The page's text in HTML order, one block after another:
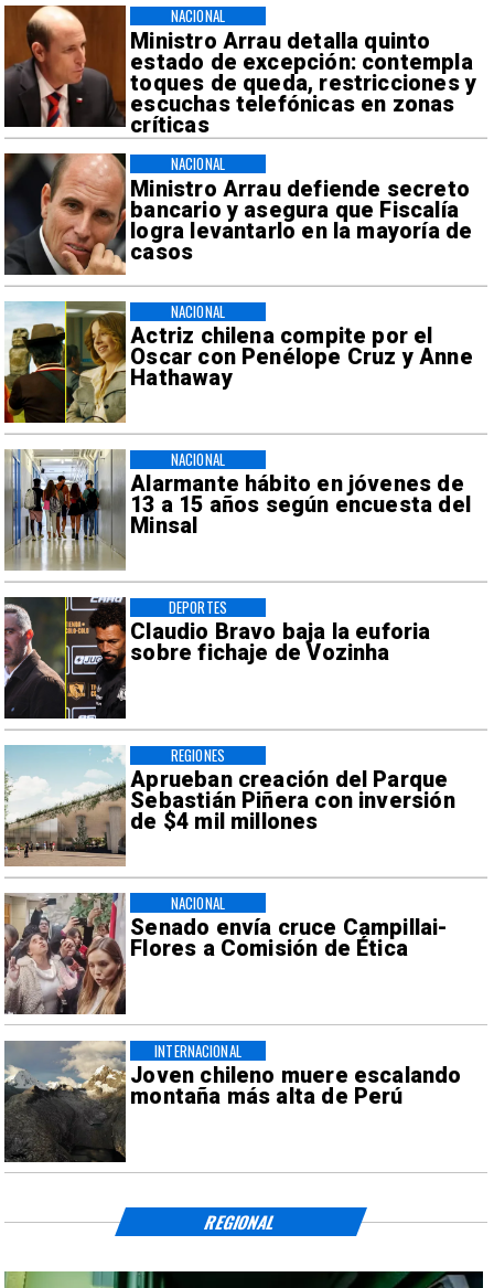
Ministro Arrau detalla quinto
estado de excepción: contempla
toques de queda, restricciones y
escuchas telefónicas en zonas
críticas
NACIONAL
Ministro Arrau defiende secreto
bancario y asegura que Fiscalía
logra levantarlo en la mayoría de
casos
NACIONAL
Actriz chilena compite por el
Oscar con Penélope Cruz y Anne
Hathaway
NACIONAL
Alarmante hábito en jóvenes de
13 a 15 años según encuesta del
Minsal
NACIONAL
Claudio Bravo baja la euforia
sobre fichaje de Vozinha
DEPORTES
Aprueban creación del Parque
Sebastián Piñera con inversión
de $4 mil millones
REGIONES
Senado envía cruce Campillai-
Flores a Comisión de Ética
NACIONAL
Joven chileno muere escalando
montaña más alta de Perú
INTERNACIONAL
REGIONAL